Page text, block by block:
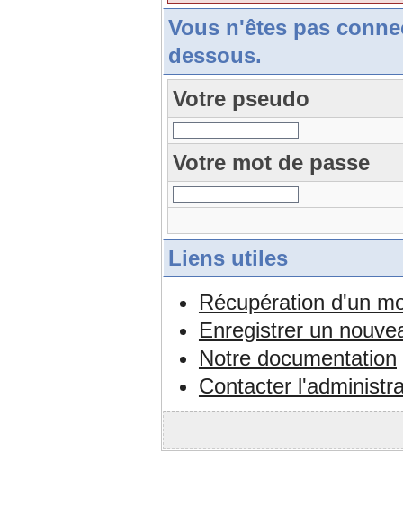
Vous n'êtes pas
dessous.
Votre pseudo
Votre mot de passe
Liens utiles
Récupération d'un
Enregistrer un
Notre documentation
Contacter